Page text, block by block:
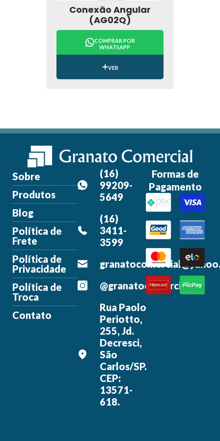
Conexão Angular
(AG02Q)
COMPRAR POR
WHATSAPP
VER
Sobre
Produtos
Blog
Política de
Frete
Política de
Privacidade
Política de
Troca
(16)
99209-
(16)
3411-
@granatocomercial
Rua Paolo
Periotto,
255, Jd.
Decresci,
São
Carlos/SP.
CEP:
13571-
Formas de
Pagamento